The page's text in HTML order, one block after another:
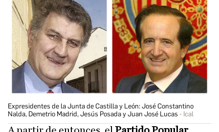
Expresidentes de la Junta de Castilla y León: José Constantino
Nalda, Demetrio Madrid, Jesús Posada y Juan José Lucas
Ical